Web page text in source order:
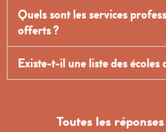
Quels sont les services
offerts ?
Existe-t-il une liste des écoles
Toutes les